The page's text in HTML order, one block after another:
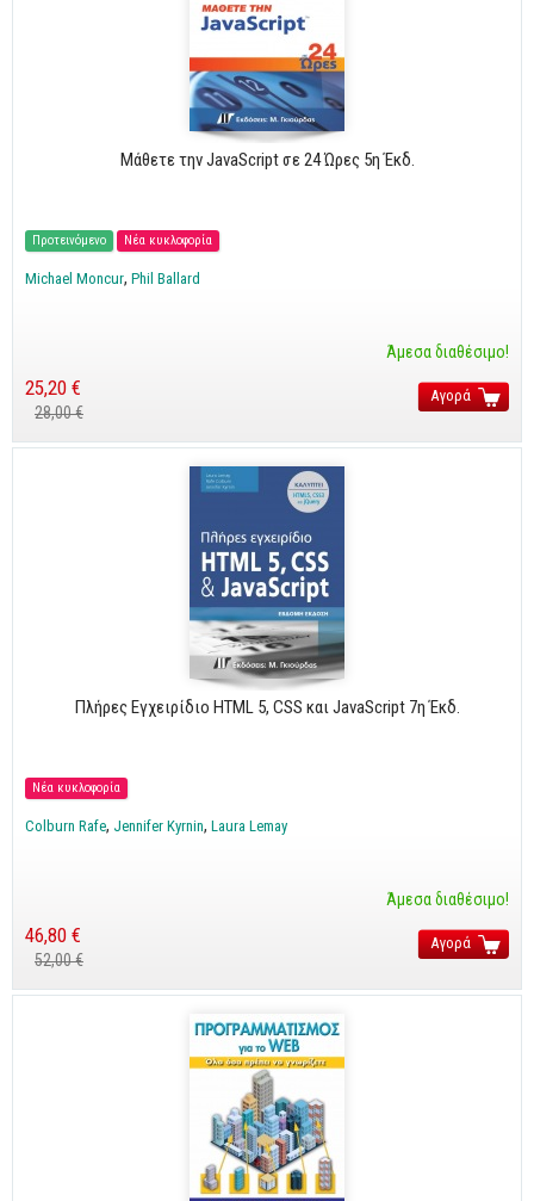
Μάθετε την JavaScript σε 24 Ώρες 5η Έκδ.
Προτεινόμενο Νέα κυκλοφορία
Michael Moncur Phil Ballard
Άμεσα διαθέσιμο!
25,20 €
28,00 €
Αγορά
Πλήρες Εγχειρίδιο HTML 5, CSS και JavaScript 7η Έκδ.
Νέα κυκλοφορία
Colburn Rafe Jennifer Kyrnin Laura Lemay
Άμεσα διαθέσιμο!
46,80 €
52,00 €
Αγορά